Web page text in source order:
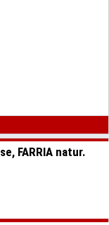
FARRIA natur.